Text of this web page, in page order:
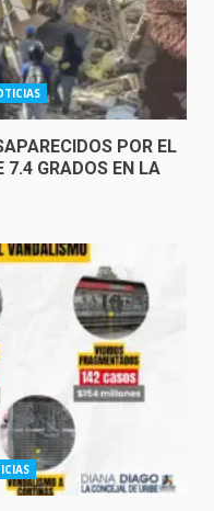
POR EL
7.4 GRADOS EN LA